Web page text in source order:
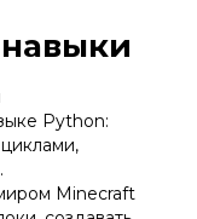
Python:
Minecraft